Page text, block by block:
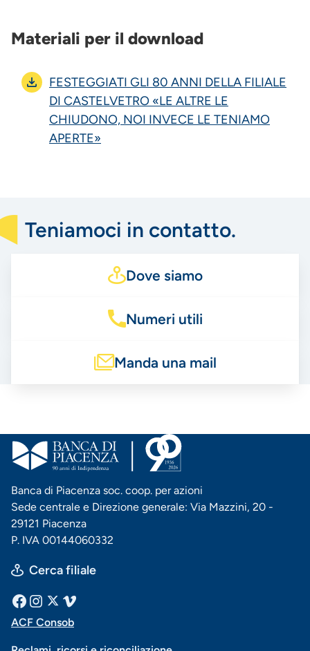
Materiali per il download
FESTEGGIATI GLI 80 ANNI DELLA FILIALE
DI CASTELVETRO «LE ALTRE LE
CHIUDONO, NOI INVECE LE TENIAMO
APERTE»
Teniamoci in contatto.
Dove siamo
Numeri utili
Manda una mail
Banca di Piacenza soc. coop. per azioni
Sede centrale e Direzione generale: Via Mazzini, 20 -
29121 Piacenza
P. IVA 00144060332
Cerca filiale
Menu
Facebook
InstagramVimeo
Menu
ACF Consob